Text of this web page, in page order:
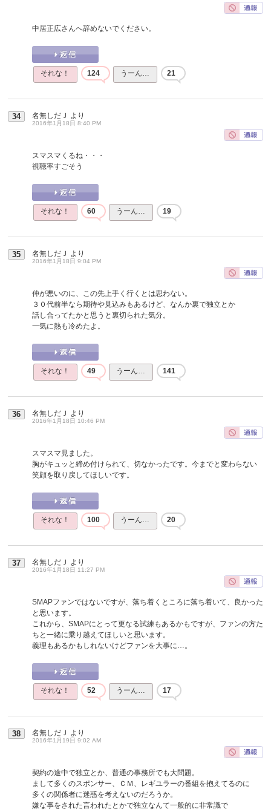
中居正広さんへ辞めないでください。
それな！ 124 うーん… 21
34 名無しだＪ より
2016年1月18日 8:40 PM
スマスマくるね・・・
視聴率すごそう
それな！ 60 うーん… 19
35 名無しだＪ より
2016年1月18日 9:04 PM
仲が悪いのに、この先上手く行くとは思わない。
３０代前半なら期待や見込みもあるけど、なんか裏で独立とか
話し合ってたかと思うと裏切られた気分。
一気に熱も冷めたよ。
それな！ 49 うーん… 141
36 名無しだＪ より
2016年1月18日 10:46 PM
スマスマ見ました。
胸がキュッと締め付けられて、切なかったです。今までと変わらない
笑顔を取り戻してほしいです。
それな！ 100 うーん… 20
37 名無しだＪ より
2016年1月18日 11:27 PM
SMAPファンではないですが、落ち着くところに落ち着いて、良かった
と思います。
これから、SMAPにとって更なる試練もあるかもですが、ファンの方た
ちと一緒に乗り越えてほしいと思います。
義理もあるかもしれないけどファンを大事に…。
それな！ 52 うーん… 17
38 名無しだＪ より
2016年1月19日 9:02 AM
契約の途中で独立とか、普通の事務所でも大問題。
まして多くのスポンサー、ＣＭ、レギユラーの番組を抱えてるのに
多くの関係者に迷惑を考えないのだろうか。
嫌な事をされた言われたとかで独立なんて一般的に非常識で